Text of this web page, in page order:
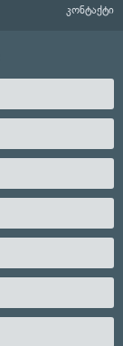
კონტაქტი